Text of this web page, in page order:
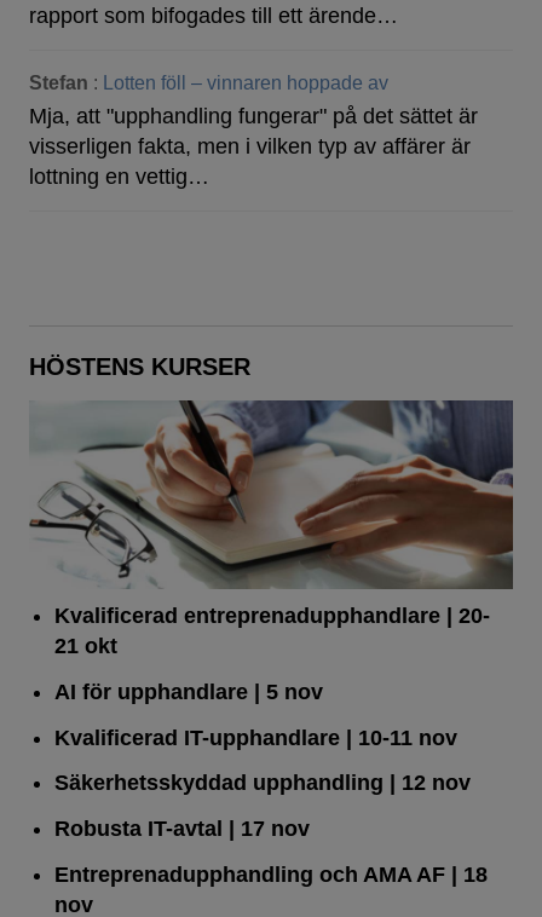
rapport som bifogades till ett ärende…
Stefan : Lotten föll – vinnaren hoppade av
Mja, att "upphandling fungerar" på det sättet är
visserligen fakta, men i vilken typ av affärer är
lottning en vettig…
HÖSTENS KURSER
Kvalificerad entreprenad­upphandlare | 20-
21 okt
AI för upphandlare| 5 nov
Kvalificerad IT-upphandlare| 10-11 nov
Säkerhetsskyddad upphandling | 12 nov
Robusta IT-avtal
| 17 nov
Entreprenadupphandling och AMA AF| 18
nov